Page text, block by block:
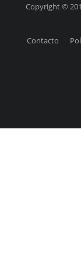
Copyright ©
Contacto